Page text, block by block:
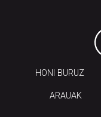
HONI BURUZ
ARAUAK